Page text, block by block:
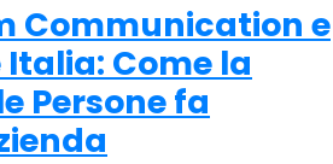
Communication e
Come la
Persone fa